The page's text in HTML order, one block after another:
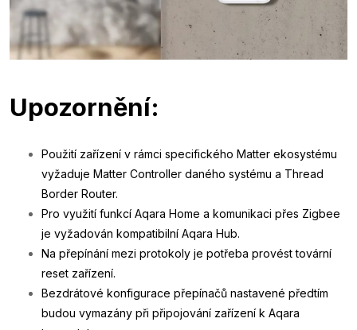
Upozornění:
Použití zařízení v rámci specifického Matter ekosystému
vyžaduje Matter Controller daného systému a Thread
Border Router.
Pro využití funkcí Aqara Home a komunikaci přes Zigbee
je vyžadován kompatibilní Aqara Hub.
Na přepínání mezi protokoly je potřeba provést tovární
reset zařízení.
Bezdrátové konfigurace přepínačů nastavené předtím
budou vymazány při připojování zařízení k Aqara